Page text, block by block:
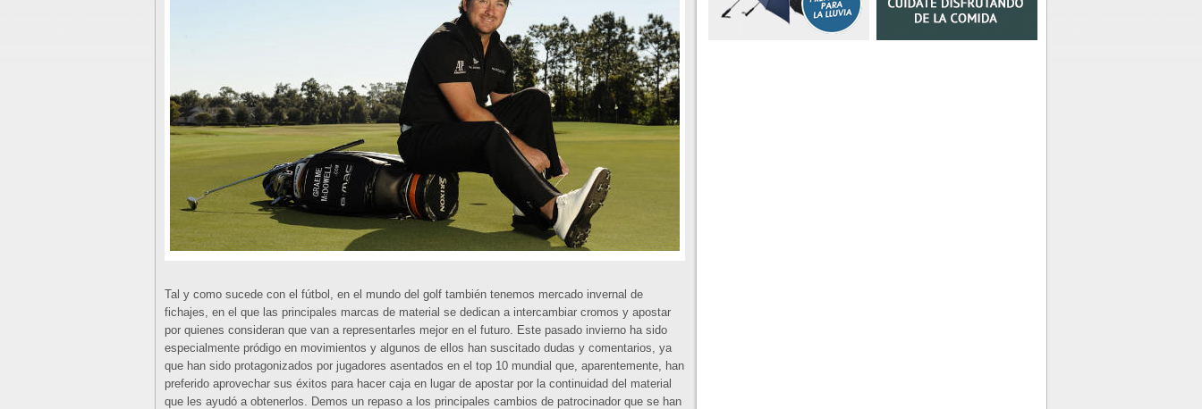
Tal y como sucede con el fútbol, en el mundo del golf también tenemos mercado invernal de
fichajes, en el que las principales marcas de material se dedican a intercambiar cromos y apostar
por quienes consideran que van a representarles mejor en el futuro. Este pasado invierno ha sido
especialmente pródigo en movimientos y algunos de ellos han suscitado dudas y comentarios, ya
que han sido protagonizados por jugadores asentados en el top 10 mundial que, aparentemente, han
preferido aprovechar sus éxitos para hacer caja en lugar de apostar por la continuidad del material
que les ayudó a obtenerlos. Demos un repaso a los principales cambios de patrocinador que se han